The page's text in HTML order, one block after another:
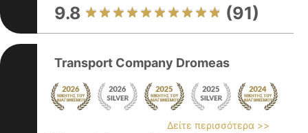
9.8 (91)
Transport Company Dromeas
Δείτε περισσότερα >>